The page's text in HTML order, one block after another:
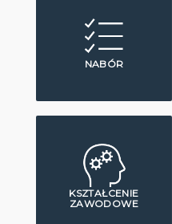
NABÓR
KSZTAŁCENIE
ZAWODOWE